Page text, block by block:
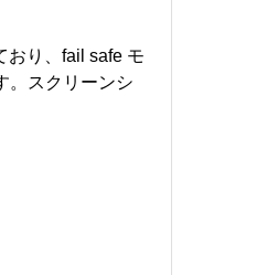
おり、fail safe モ
。スクリーンシ